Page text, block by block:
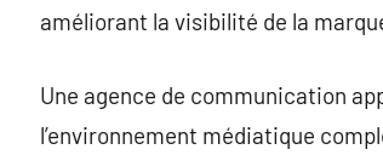
améliorant la visibilité de la
Une agence de communication
l’environnement médiatique